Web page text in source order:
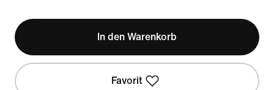
In den Warenkorb
Favorit